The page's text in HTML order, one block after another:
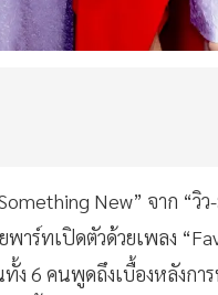
New” จาก “วิ
าร์ทเปิดตัวด้วยเพลง
6 คนพูดถึงเบื้องหลังกา